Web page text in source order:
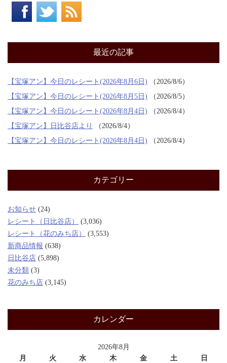
最近の記事
【宝塚アン】今日のレシート(2026年8月6日)
2026/8/6
【宝塚アン】今日のレシート(2026年8月5日)
2026/8/5
【宝塚アン】今日のレシート(2026年8月4日)
2026/8/4
【宝塚アン】日比谷店より
2026/8/4
【宝塚アン】今日のレシート(2026年8月4日)
2026/8/4
カテゴリー
お知らせ (24)
レシート（日比谷店）
(3,036)
レシート（花のみち店）
(3,553)
新商品情報 (638)
日比谷店 (5,898)
未分類 (3)
花のみち店 (3,145)
カレンダー
2026年8月
月
火 水 木 金 土 日